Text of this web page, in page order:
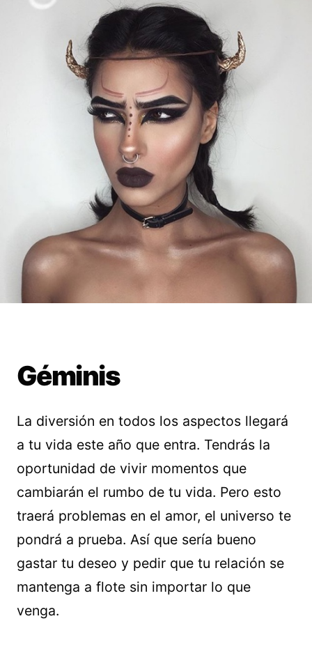
Géminis
La diversión en todos los aspectos llegará
a tu vida este año que entra. Tendrás la
oportunidad de vivir momentos que
cambiarán el rumbo de tu vida. Pero esto
traerá problemas en el amor, el universo te
pondrá a prueba. Así que sería bueno
gastar tu deseo y pedir que tu relación se
mantenga a flote sin importar lo que
venga.